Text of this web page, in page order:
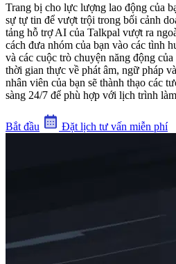
Trang bị cho lực lượng lao động của
sự tự tin để vượt trội trong bối cảnh
tảng hỗ trợ AI của Talkpal vượt ra
cách đưa nhóm của bạn vào các tình
và các cuộc trò chuyện năng động
thời gian thực về phát âm, ngữ pháp
nhân viên của bạn sẽ thành thạo các
sàng 24/7 để phù hợp với lịch trình
Bắt đầu Đặt lịch tư vấn miễn phí